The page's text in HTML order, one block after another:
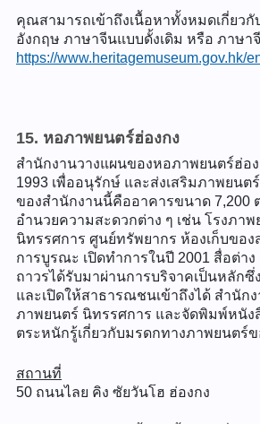
คุณสามารถเข้าถึงเนื้อหาทั้งหมดเกี่ยว
อังกฤษ ภาษาจีนแบบดั้งเดิม หรือ ภาษา
https://www.heritagemuseum.gov.hk/
15. หอภาพยนตร์ฮ่องกง
สำนักงานวางแผนของหอภาพยนตร์ฮ่อ
1993 เพื่ออนุรักษ์ และส่งเสริมภาพยนต
ของสำนักงานนี้คืออาคารขนาด 7,200
อำนวยความสะดวกต่าง ๆ เช่น โรงภา
นิทรรศการ ศูนย์ทรัพยากร ห้องเก็บขอ
การบูรณะ เปิดทำการในปี 2001 สื่อต่าง
ถาวรได้รับมาผ่านการบริจาคเป็นหลัก
และเปิดให้สาธารณชนเข้าถึงได้ สำนัก
ภาพยนตร์ นิทรรศการ และจัดพิมพ์หนัง
ตระหนักรู้เกี่ยวกับมรดกทางภาพยนตร์ข
สถานที่
50 ถนนไลย คิง ซัยวันโฮ ฮ่องกง